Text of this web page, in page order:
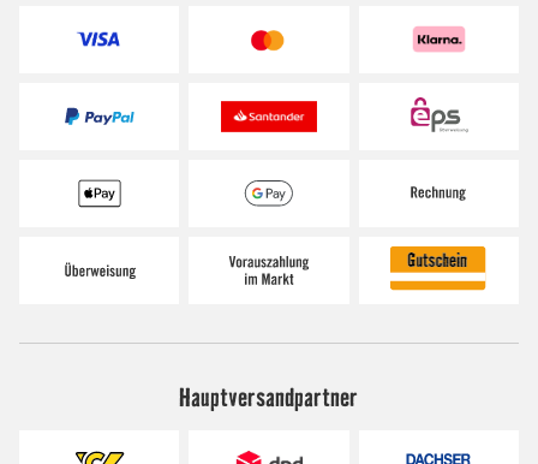
Hauptversandpartner